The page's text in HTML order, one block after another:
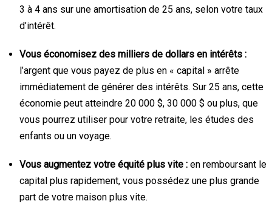
3 à 4 ans sur une amortisation de 25 ans, selon votre taux
d’intérêt.
Vous économisez des milliers de dollars en intérêts :
l’argent que vous payez de plus en « capital » arrête
immédiatement de générer des intérêts. Sur 25 ans, cette
économie peut atteindre 20 000 $, 30 000 $ ou plus, que
vous pourrez utiliser pour votre retraite, les études des
enfants ou un voyage.
Vous augmentez votre équité plus vite : en remboursant le
capital plus rapidement, vous possédez une plus grande
part de votre maison plus vite.